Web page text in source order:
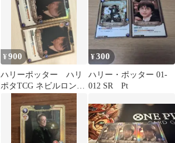
¥900
ハリーポッター ハリ
ポタTCG ネビルロング
ボトム 2枚 パラレ
ル ホロ
¥300
ハリー・ポッター 01-
012 SR Pt